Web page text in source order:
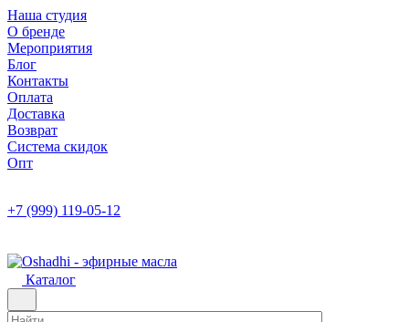
Наша студия
О бренде
Мероприятия
Блог
Контакты
Оплата
Доставка
Возврат
Система скидок
Опт
+7 (999) 119-05-12
Каталог